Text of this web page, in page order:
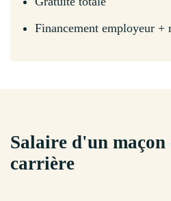
Financement employeur +
Salaire d'un maçon
carrière